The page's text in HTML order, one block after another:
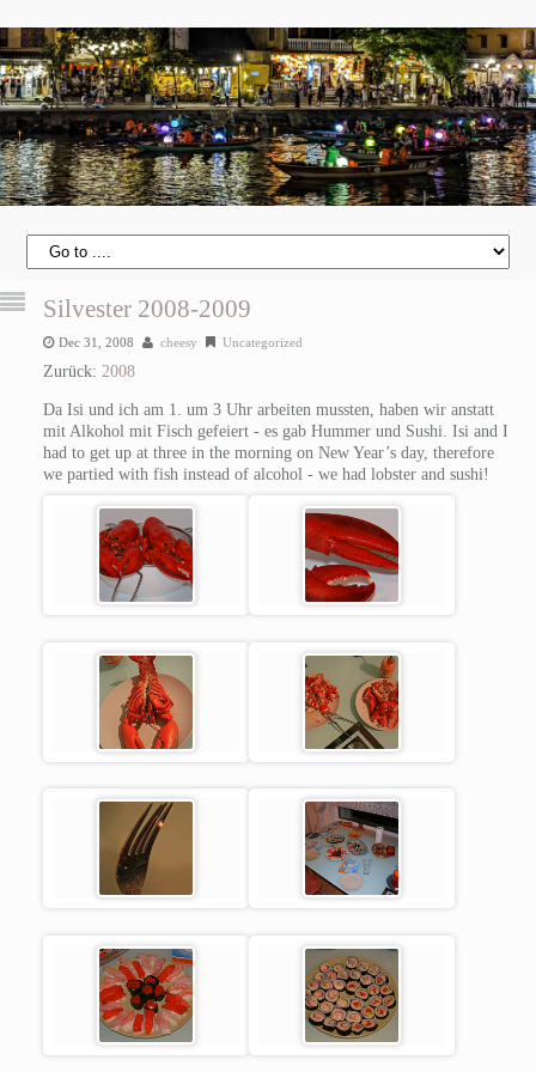
Silvester 2008-2009
Dec 31, 2008 cheesy Uncategorized
Zurück: 2008
Da Isi und ich am 1. um 3 Uhr arbeiten mussten, haben wir anstatt
mit Alkohol mit Fisch gefeiert - es gab Hummer und Sushi. Isi and I
had to get up at three in the morning on New Year’s day, therefore
we partied with fish instead of alcohol - we had lobster and sushi!